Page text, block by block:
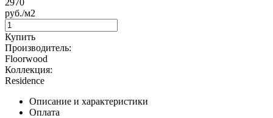
руб./м2
Купить
Производитель:
Floorwood
Коллекция:
Residence
Описание и характеристики
Оплата